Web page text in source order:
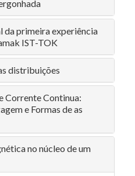
da primeira experiência
IST-TOK
distribuições
Corrente Continua:
e Formas de as
no núcleo de um